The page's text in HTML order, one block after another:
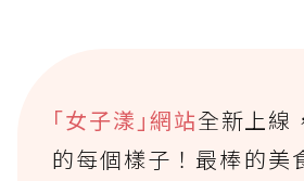
｢女子漾｣網站全新上線
的每個樣子！最棒的美